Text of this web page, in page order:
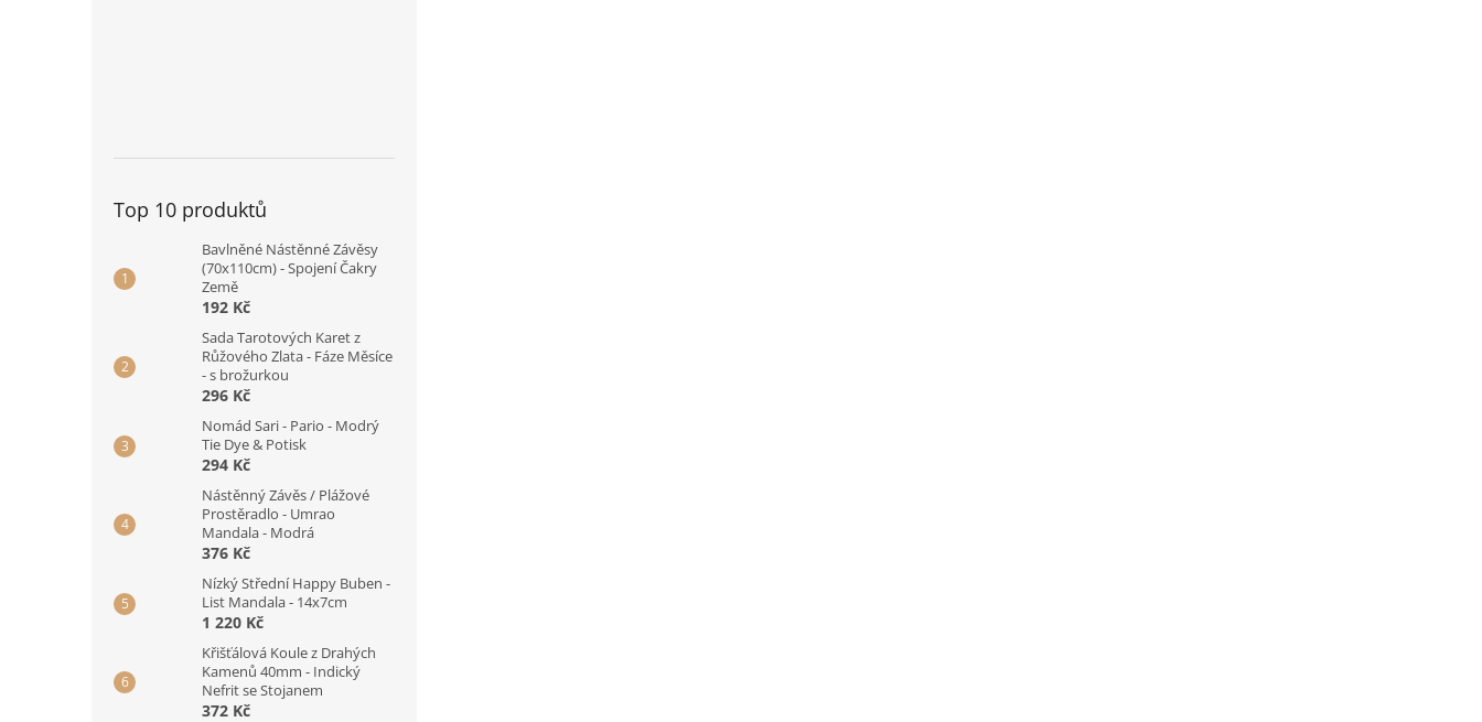
Top 10 produktů
Bavlněné Nástěnné Závěsy
(70x110cm) - Spojení Čakry
Země
192 Kč
Sada Tarotových Karet z
Růžového Zlata - Fáze Měsíce
- s brožurkou
296 Kč
Nomád Sari - Pario - Modrý
Tie Dye & Potisk
294 Kč
Nástěnný Závěs / Plážové
Prostěradlo - Umrao
Mandala - Modrá
376 Kč
Nízký Střední Happy Buben -
List Mandala - 14x7cm
1 220 Kč
Křišťálová Koule z Drahých
Kamenů 40mm - Indický
Nefrit se Stojanem
372 Kč